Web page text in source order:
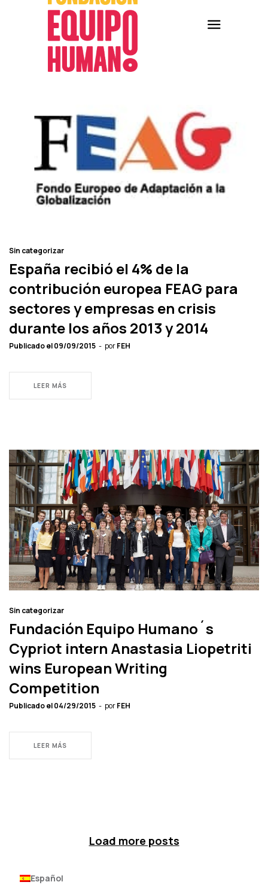
Sin categorizar
España recibió el 4% de la
contribución europea FEAG para
sectores y empresas en crisis
durante los años 2013 y 2014
Publicado el09/09/2015 porFEH
LEER MÁS
Sin categorizar
Fundación Equipo Humano´s
Cypriot intern Anastasia Liopetriti
wins European Writing
Competition
Publicado el04/29/2015 porFEH
LEER MÁS
Load more posts
Español